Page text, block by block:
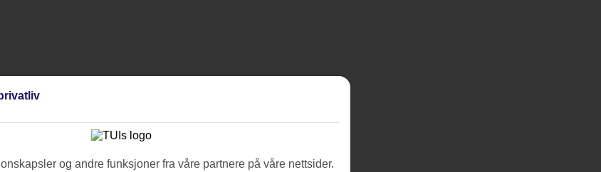
og andre funksjoner fra våre partnere på våre nettsider.